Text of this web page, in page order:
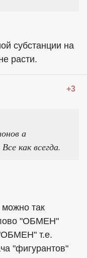
субстанции на
расти.
+3
а
как всегда.
так
"ОБМЕН"
"ОБМЕН" т.е.
"фигурантов"